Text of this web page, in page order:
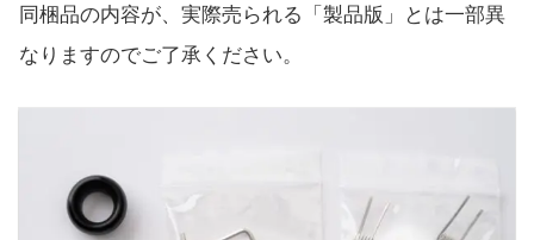
同梱品の内容が、実際売られる「製品版」とは一部異
なりますのでご了承ください。